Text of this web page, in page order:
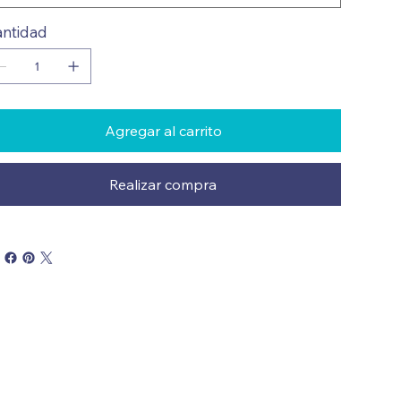
Agregar al carrito
Realizar compra